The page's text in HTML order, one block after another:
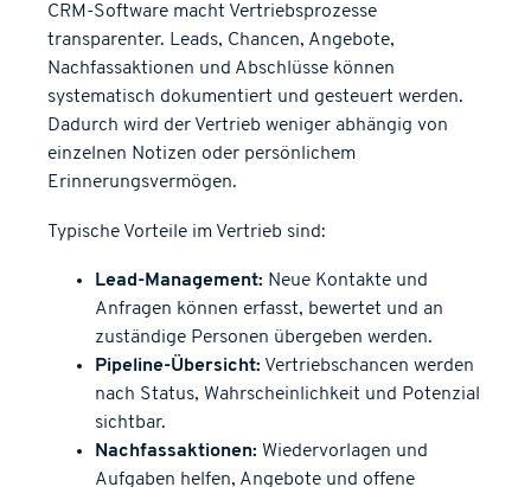
CRM-Software macht Vertriebsprozesse
transparenter. Leads, Chancen, Angebote,
Nachfassaktionen und Abschlüsse können
systematisch dokumentiert und gesteuert werden.
Dadurch wird der Vertrieb weniger abhängig von
einzelnen Notizen oder persönlichem
Erinnerungsvermögen.
Typische Vorteile im Vertrieb sind:
Lead-Management: Neue Kontakte und
Anfragen können erfasst, bewertet und an
zuständige Personen übergeben werden.
Pipeline-Übersicht: Vertriebschancen werden
nach Status, Wahrscheinlichkeit und Potenzial
sichtbar.
Nachfassaktionen: Wiedervorlagen und
Aufgaben helfen, Angebote und offene